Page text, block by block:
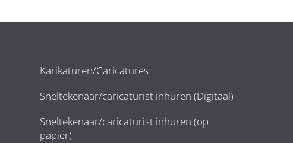
Karikaturen/Caricatures
Sneltekenaar/caricaturist inhuren (Digitaal)
Sneltekenaar/caricaturist inhuren (op
papier)